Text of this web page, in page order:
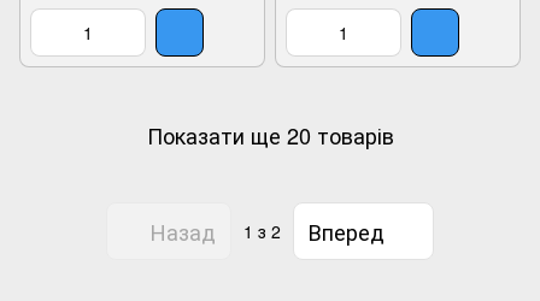
Показати ще 20 товарів
Назад 1 з 2 Вперед